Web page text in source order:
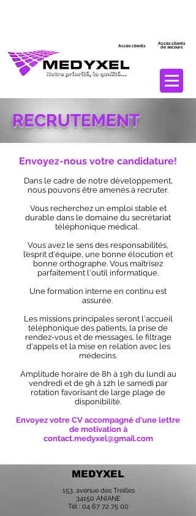
Accès clients Accès clients
de secours
RECRUTEMENT
Envoyez-nous votre candidature!
Dans le cadre de notre développement,
nous pouvons être amenés à recruter.
Vous recherchez un emploi stable et
durable dans le domaine du secrétariat
téléphonique médical.
Vous avez le sens des responsabilités,
l’esprit d'équipe, une bonne élocution et
bonne orthographe. Vous maîtrisez
parfaitement l'outil informatique.
Une formation interne en continu est
assurée.
Les missions principales seront l'accueil
téléphonique des patients, la prise de
rendez-vous et de messages, le filtrage
d'appels et la mise en relation avec les
médecins.
Amplitude horaire de 8h à 19h du lundi au
vendredi et de 9h à 12h le samedi par
rotation favorisant de large plage de
disponibilité.
Envoyez votre CV accompagné d'une lettre
de motivation à
contact.medyxel@gmail.com
MEDYXEL
153, avenue des Treilles
34150 ANIANE
Tél : 04 67 72 75 00